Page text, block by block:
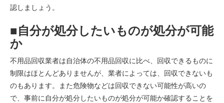
認しましょう。
■自分が処分したいものが処分が可能
か
不用品回収業者は自治体の不用品回収に比べ、回収できるものに
制限はほとんどありませんが、業者によっては、回収できないも
のもあります。また危険物などは回収できない可能性が高いの
で、事前に自分が処分したいものが処分が可能か確認することを